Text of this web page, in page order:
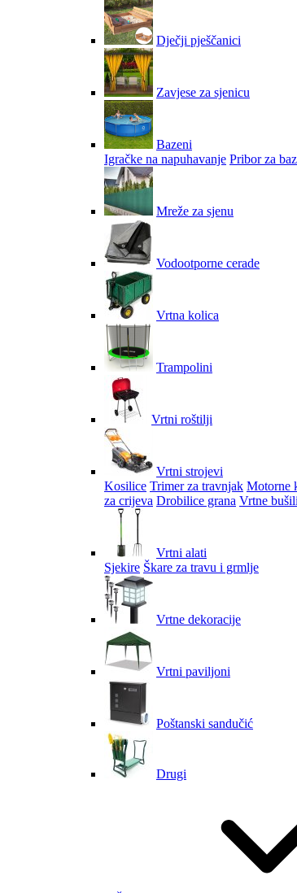
Dječji pješčanici
Zavjese za sjenicu
Bazeni
Igračke na napuhavanje Pribor za
Mreže za sjenu
Vodootporne cerade
Vrtna kolica
Trampolini
Vrtni roštilji
Vrtni strojevi
Kosilice Trimer za travnjak Motorne
za crijeva Drobilice grana Vrtne
Vrtni alati
Sjekire Škare za travu i grmlje
Vrtne dekoracije
Vrtni paviljoni
Poštanski sandučić
Drugi